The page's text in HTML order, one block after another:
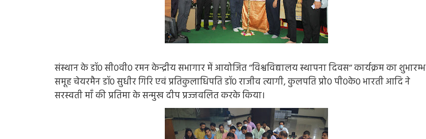
संस्थान के डॉ0 सी0वी0 रमन केन्द्रीय सभागार में आयोजित ’’विश्वविद्यालय स्थापना दिवस’’ कार्यक्रम का शुभारम्भ
समूह चेयरमैन डॉ0 सुधीर गिरि एवं प्रतिकुलाधिपति डॉ0 राजीव त्यागी, कुलपति प्रो0 पी0के0 भारती आदि ने
सरस्वती माँ की प्रतिमा के सन्मुख दीप प्रज्जवलित करके किया।